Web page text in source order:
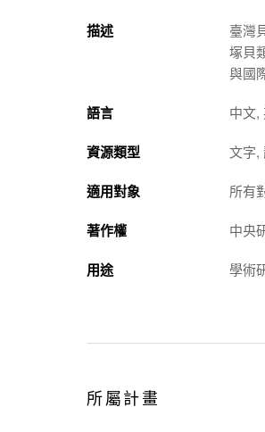
描述
臺灣
塚貝
與國
語言 中文,
資源類型 文字,
適用對象 所有
著作權 中央
用途 學術
所屬計畫